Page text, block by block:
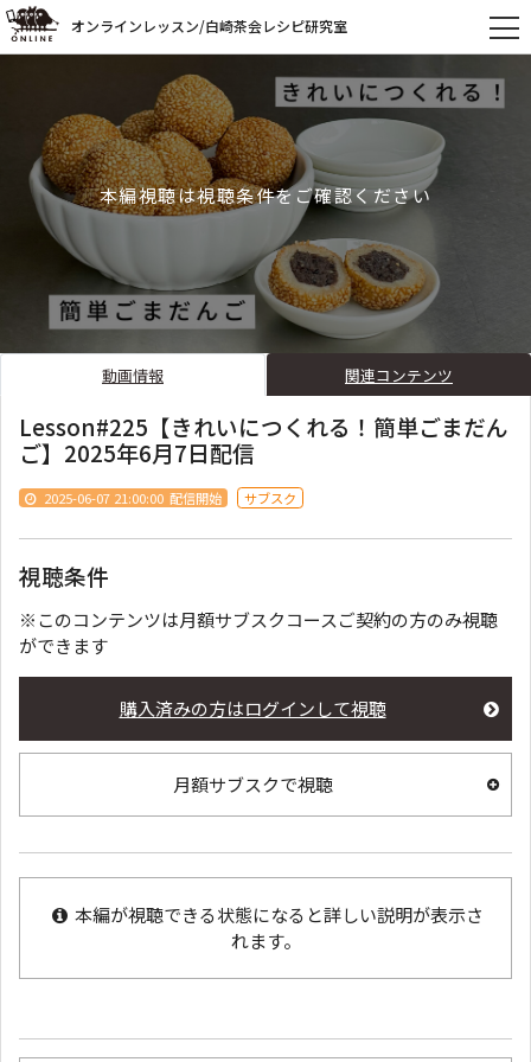
オンラインレッスン/白崎茶会レシピ研究室
本編視聴は視聴条件をご確認ください
動画情報 関連コンテンツ
Lesson#225【きれいにつくれる！簡単ごまだん
ご】2025年6月7日配信
2025-06-07 21:00:00 配信開始 サブスク
視聴条件
※このコンテンツは月額サブスクコースご契約の方のみ視聴
ができます
購入済みの方はログインして視聴
月額サブスクで視聴
本編が視聴できる状態になると詳しい説明が表示さ
れます。